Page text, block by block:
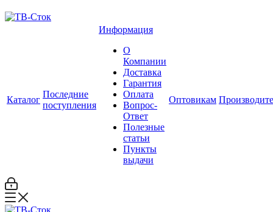
Каталог
Последние
поступления
Информация
О
Компании
Доставка
Гарантия
Оплата
Вопрос-
Ответ
Полезные
статьи
Пункты
выдачи
Оптовикам